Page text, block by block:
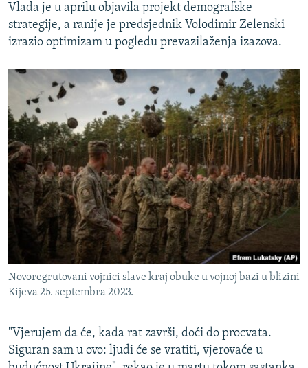
Vlada je u aprilu objavila projekt demografske
strategije, a ranije je predsjednik Volodimir Zelenski
izrazio optimizam u pogledu prevazilaženja izazova.
Novoregrutovani vojnici slave kraj obuke u vojnoj bazi u blizini
Kijeva 25. septembra 2023.
"Vjerujem da će, kada rat završi, doći do procvata.
Siguran sam u ovo: ljudi će se vratiti, vjerovaće u